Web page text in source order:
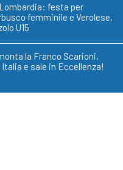
festa per
femminile e Verolese,
U15
la Franco Scarioni,
Italia e sale in Eccellenza!